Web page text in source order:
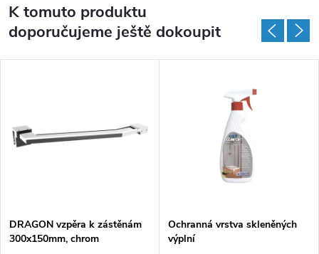
K tomuto produktu
doporučujeme ještě dokoupit
DRAGON vzpěra k zástěnám
300x150mm, chrom
Ochranná vrstva skleněných
výplní